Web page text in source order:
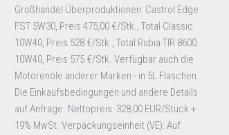
Großhandel Überproduktionen: Castrol Edge
FST 5W30, Preis 475,00 €/Stk., Total Classic
10W40, Preis 528 €/Stk., Total Rubia TIR 8600
10W40, Preis 575 €/Stk. Verfügbar auch die
Motorenöle anderer Marken - in 5L Flaschen.
Die Einkaufsbedingungen und andere Details
auf Anfrage. Nettopreis: 328,00 EUR/Stück +
19% MwSt. Verpackungseinheit (VE): Auf